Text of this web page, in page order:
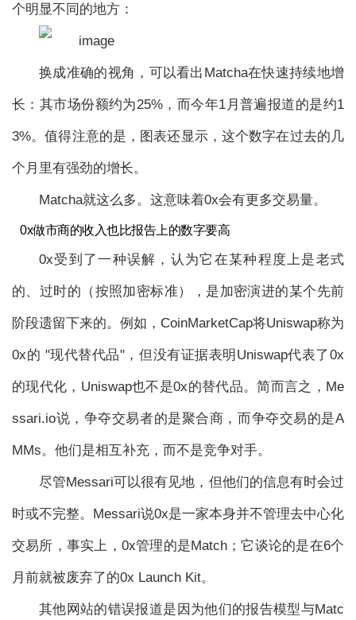
个明显不同的地方：
换成准确的视角，可以看出Matcha在快速持续地增
长：其市场份额约为25%，而今年1月普遍报道的是约1
3%。值得注意的是，图表还显示，这个数字在过去的几
个月里有强劲的增长。
Matcha就这么多。这意味着0x会有更多交易量。
0x做市商的收入也比报告上的数字要高
0x受到了一种误解，认为它在某种程度上是老式
的、过时的（按照加密标准），是加密演进的某个先前
阶段遗留下来的。例如，CoinMarketCap将Uniswap称为
0x的 "现代替代品"，但没有证据表明Uniswap代表了0x
的现代化，Uniswap也不是0x的替代品。简而言之，Me
ssari.io说，争夺交易者的是聚合商，而争夺交易的是A
MMs。他们是相互补充，而不是竞争对手。
尽管Messari可以很有见地，但他们的信息有时会过
时或不完整。Messari说0x是一家本身并不管理去中心化
交易所，事实上，0x管理的是Match；它谈论的是在6个
月前就被废弃了的0x Launch Kit。
其他网站的错误报道是因为他们的报告模型与Matc